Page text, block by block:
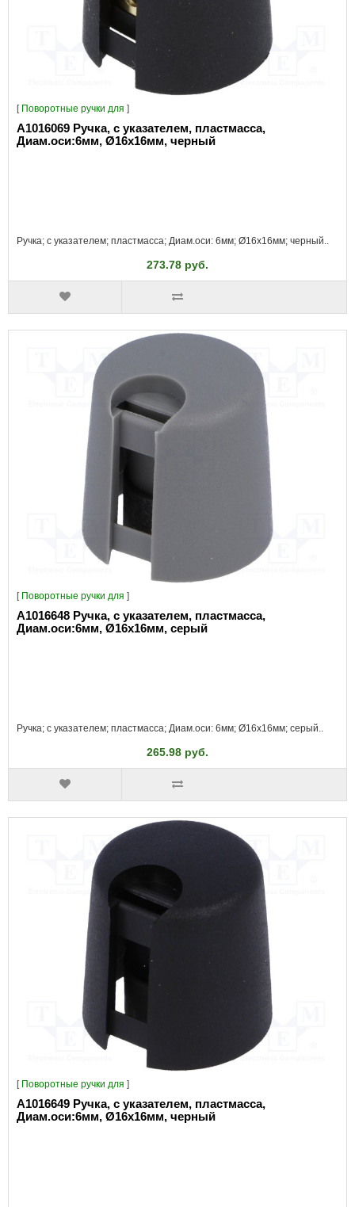
[ Поворотные ручки для ]
A1016069 Ручка, с указателем, пластмасса,
Диам.оси:6мм, Ø16x16мм, черный
Ручка; с указателем; пластмасса; Диам.оси: 6мм; Ø16x16мм; черный..
273.78 руб.
[ Поворотные ручки для ]
A1016648 Ручка, с указателем, пластмасса,
Диам.оси:6мм, Ø16x16мм, серый
Ручка; с указателем; пластмасса; Диам.оси: 6мм; Ø16x16мм; серый..
265.98 руб.
[ Поворотные ручки для ]
A1016649 Ручка, с указателем, пластмасса,
Диам.оси:6мм, Ø16x16мм, черный